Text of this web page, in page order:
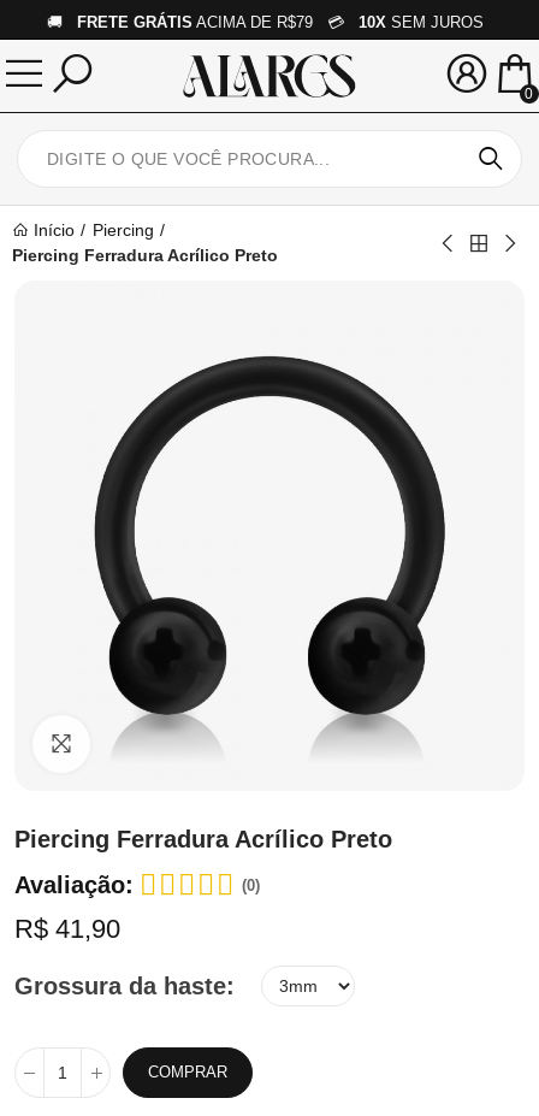
🚚 FRETE GRÁTIS ACIMA DE R$79 💳 10X SEM JUROS
0
Início
Piercing
Piercing Ferradura Acrílico Preto
Clique para ampliar
Piercing Ferradura Acrílico Preto
Avaliação:
(0)
R$ 41,90
Grossura da haste
COMPRAR